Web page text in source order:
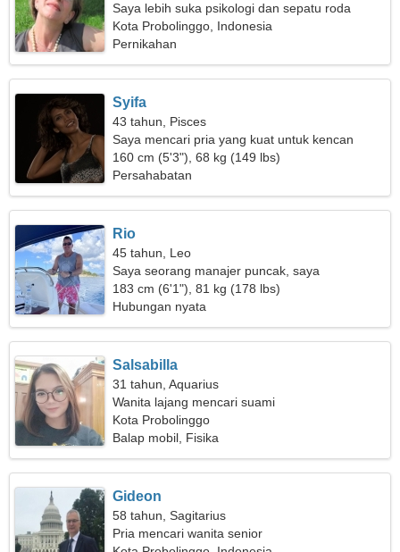
Saya lebih suka psikologi dan sepatu roda
Kota Probolinggo, Indonesia
Pernikahan
Syifa
43 tahun, Pisces
Saya mencari pria yang kuat untuk kencan
160 cm (5'3"), 68 kg (149 lbs)
Persahabatan
Rio
45 tahun, Leo
Saya seorang manajer puncak, saya
membutuhkan wanita yang keren
183 cm (6'1"), 81 kg (178 lbs)
Hubungan nyata
Salsabilla
31 tahun, Aquarius
Wanita lajang mencari suami
Kota Probolinggo
Balap mobil, Fisika
Gideon
58 tahun, Sagitarius
Pria mencari wanita senior